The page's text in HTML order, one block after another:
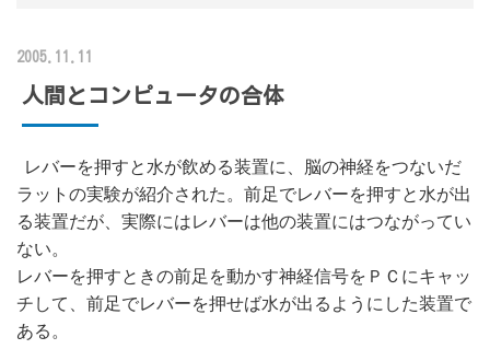
2005.11.11
人間とコンピュータの合体
レバーを押すと水が飲める装置に、脳の神経をつないだ
ラットの実験が紹介された。前足でレバーを押すと水が出
る装置だが、実際にはレバーは他の装置にはつながってい
ない。
レバーを押すときの前足を動かす神経信号をＰＣにキャッ
チして、前足でレバーを押せば水が出るようにした装置で
ある。